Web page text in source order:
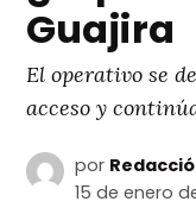
Guajira
El operativo se
acceso y
por
15 de enero